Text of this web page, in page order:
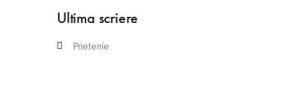
Ultima scriere
Prietenie